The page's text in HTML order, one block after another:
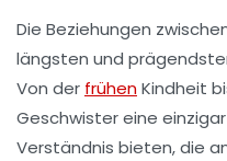
Die Beziehungen
längsten und
Von der frühenKindheit
Geschwister eine
Verständnis bieten, die